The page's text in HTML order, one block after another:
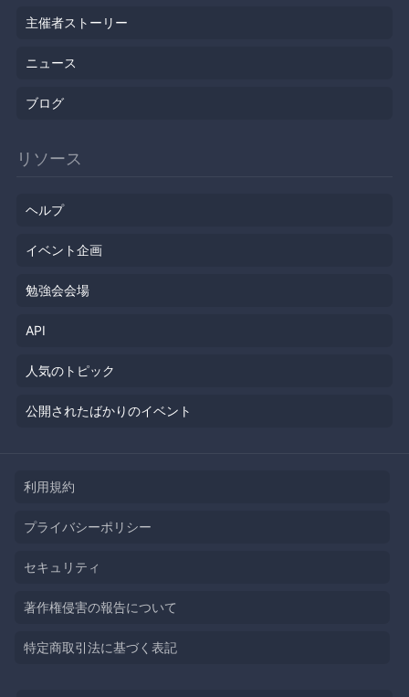
主催者ストーリー
ニュース
ブログ
リソース
ヘルプ
イベント企画
勉強会会場
API
人気のトピック
公開されたばかりのイベント
利用規約
プライバシーポリシー
セキュリティ
著作権侵害の報告について
特定商取引法に基づく表記